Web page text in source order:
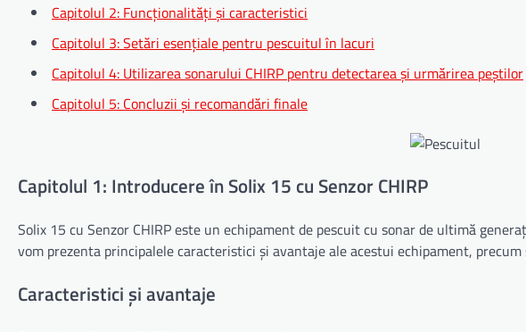
Capitolul 2: Funcționalități și caracteristici
Capitolul 3: Setări esențiale pentru pescuitul în lacuri
Capitolul 4: Utilizarea sonarului CHIRP pentru detectarea și urmărirea peștilor
Capitolul 5: Concluzii și recomandări finale
Capitolul 1: Introducere în Solix 15 cu Senzor CHIRP
Solix 15 cu Senzor CHIRP este un echipament de pescuit cu sonar de ultimă
vom prezenta principalele caracteristici și avantaje ale acestui echipament,
Caracteristici și avantaje